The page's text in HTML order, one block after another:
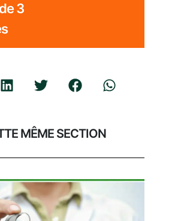
3
MÊME SECTION